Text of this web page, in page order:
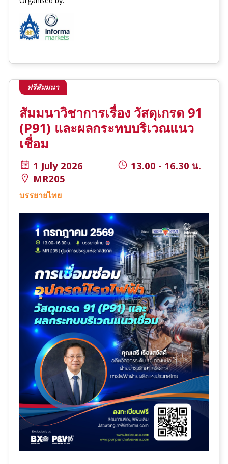
ฟรีสัมมนา
สัมมนาวิชาการเรื่อง วัสดุเกรด 91
(P91) และผลกระทบบริเวณแนว
เชื่อม
1 July 2026
13.00 - 16.30 น.
MR205
บรรยายไทย